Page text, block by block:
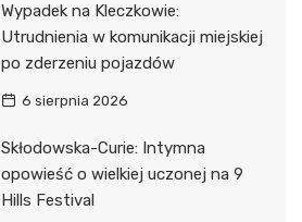
Wypadek na Kleczkowie:
Utrudnienia w komunikacji miejskiej
po zderzeniu pojazdów
6 sierpnia 2026
Skłodowska-Curie: Intymna
opowieść o wielkiej uczonej na 9
Hills Festival